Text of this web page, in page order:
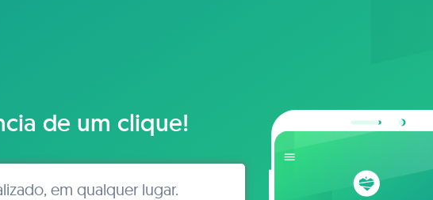
de um clique!
em qualquer lugar.